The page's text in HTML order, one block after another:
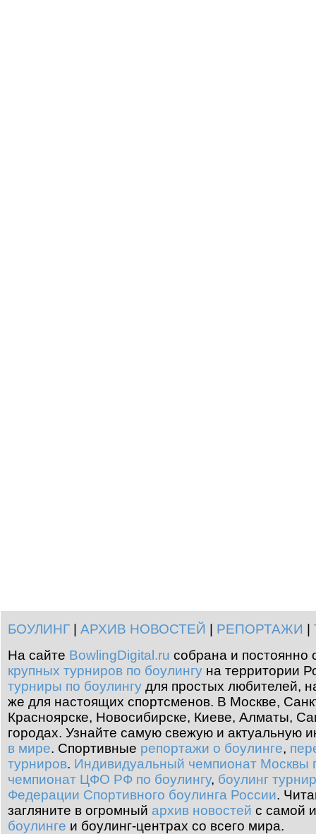
БОУЛИНГ АРХИВ НОВОСТЕЙ РЕПОРТАЖИ
На сайте BowlingDigital.ru собрана и постоянно
крупных турниров по боулингу на территории
турниры по боулингу для простых любителей,
же для настоящих спортсменов. В Москве,
Красноярске, Новосибирске, Киеве, Алматы,
городах. Узнайте самую свежую и
в мире. Спортивные репортажи о боулинге,
турниров. Индивидуальный чемпионат Москвы
чемпионат ЦФО РФ по боулингу, боулинг
Федерации Спортивного боулинга России.
загляните в огромный архив новостей с самой
боулинге и боулинг-центрах со всего мира.